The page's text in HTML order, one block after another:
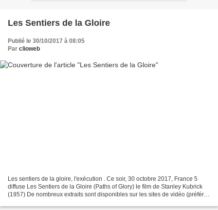
Les Sentiers de la Gloire
Publié le 30/10/2017 à 08:05
Par clioweb
Les sentiers de la gloire, l'exécution . Ce soir, 30 octobre 2017, France 5
diffuse Les Sentiers de la Gloire (Paths of Glory) le film de Stanley Kubrick
(1957) De nombreux extraits sont disponibles sur les sites de vidéo (préférer